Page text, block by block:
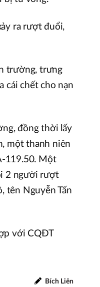
ra rượt đuổi,
trường, trưng
cái chết cho nạn
đồng thời lấy
một thanh niên
119.50. Một
2 người rượt
tên Nguyễn Tấn
với CQĐT
Bích Liên